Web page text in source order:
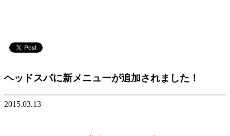
ヘッドスパに新メニューが追加されました！
2015.03.13